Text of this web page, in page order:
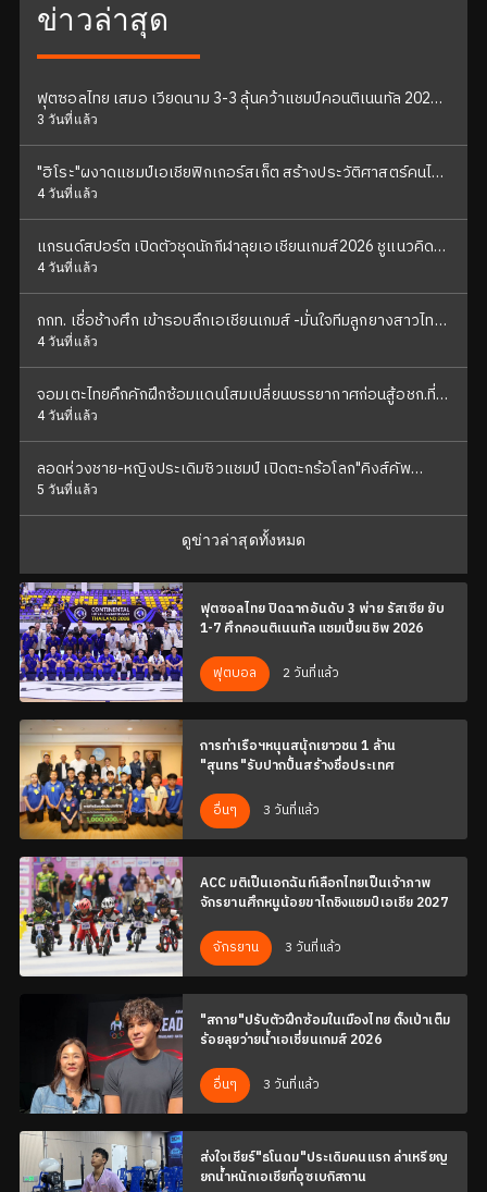
ข่าวล่าสุด
ฟุตซอลไทย เสมอ เวียดนาม 3-3 ลุ้นคว้าแชมป์คอนติเนนทัล 2026
นัดสุดท้าย
3 วันที่แล้ว
"ฮิโระ"ผงาดแชมป์เอเชียฟิกเกอร์สเก็ต สร้างประวัติศาสตร์คนไทย
คนแรก
4 วันที่แล้ว
แกรนด์สปอร์ต เปิดตัวชุดนักกีฬาลุยเอเชียนเกมส์2026 ชูแนวคิด
"สายใยแห่งจิตวิญญาณ ถักทอเป็นหนึ่งเดียว"
4 วันที่แล้ว
กกท. เชื่อช้างศึก เข้ารอบลึกเอเชียนเกมส์ -มั่นใจทีมลูกยางสาวไทย
คว้าเหรียญกลับบ้าน
4 วันที่แล้ว
จอมเตะไทยคึกคักฝึกซ้อมแดนโสมเปลี่ยนบรรยากาศก่อนสู้อชก.ที่
ญี่ปุ่น
4 วันที่แล้ว
ลอดห่วงชาย-หญิงประเดิมซิวแชมป์ เปิดตะกร้อโลก"คิงส์คัพ
2026"
5 วันที่แล้ว
ดูข่าวล่าสุดทั้งหมด
ฟุตซอลไทย ปิดฉากอันดับ 3 พ่าย รัสเซีย ยับ
1-7 ศึกคอนติเนนทัล แชมเปี้ยนชิพ 2026
ฟุตบอล 2 วันที่แล้ว
การท่าเรือฯหนุนสนุ้กเยาวชน 1 ล้าน
"สุนทร"รับปากปั้นสร้างชื่อประเทศ
อื่นๆ 3 วันที่แล้ว
ACC มติเป็นเอกฉันท์เลือกไทยเป็นเจ้าภาพ
จักรยานศึกหนูน้อยขาไถชิงแชมป์เอเชีย 2027
จักรยาน 3 วันที่แล้ว
"สกาย"ปรับตัวฝึกซ้อมในเมืองไทย ตั้งเป้าเต็ม
ร้อยลุยว่ายน้ำเอเชี่ยนเกมส์ 2026
อื่นๆ 3 วันที่แล้ว
ส่งใจเชียร์"ธโนดม"ประเดิมคนแรก ล่าเหรียญ
ยกน้ำหนักเอเชียที่อุซเบกิสถาน